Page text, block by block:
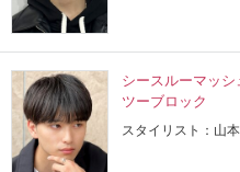
シースルーマッ
ツーブロック
スタイリスト：山